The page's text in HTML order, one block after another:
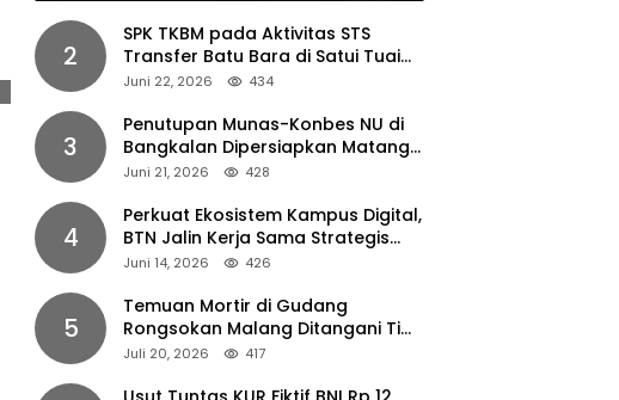
2
SPK TKBM pada Aktivitas STS
Transfer Batu Bara di Satui Tuai
Sorotan
Juni 22, 2026 434
3
Penutupan Munas-Konbes NU di
Bangkalan Dipersiapkan Matang,
Gus Ipul Turun Tangan
Juni 21, 2026 428
4
Perkuat Ekosistem Kampus Digital,
BTN Jalin Kerja Sama Strategis
dengan UNAIR
Juni 14, 2026 426
5
Temuan Mortir di Gudang
Rongsokan Malang Ditangani Tim
Gegana Polda Jatim
Juli 20, 2026 417